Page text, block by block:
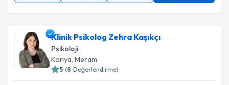
Klinik Psikolog Zehra Kaşıkçı
Psikoloji
Konya, Meram
5 (8 Değerlendirme)